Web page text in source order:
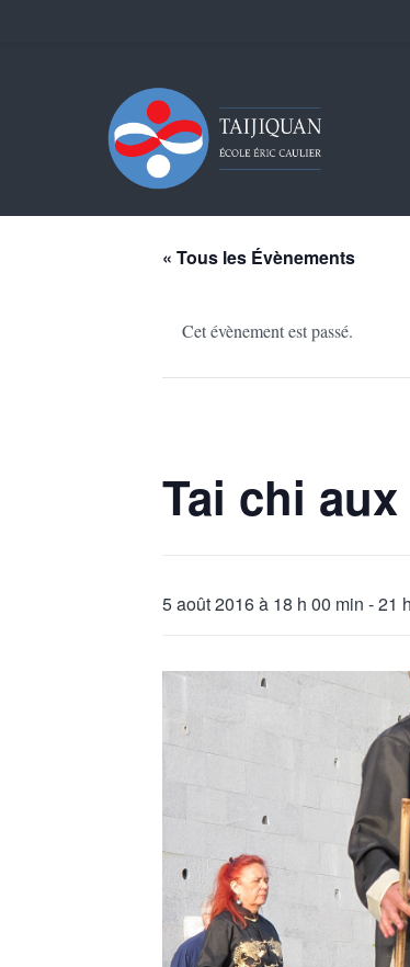
« Tous les Évènements
Cet évènement est passé.
Tai chi
5 août 2016 à 18 h 00 min -21